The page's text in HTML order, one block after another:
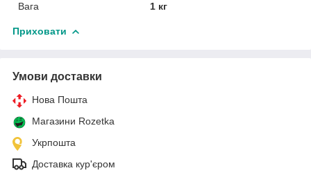
Вага 1 кг
Приховати
Умови доставки
Нова Пошта
Магазини Rozetka
Укрпошта
Доставка кур'єром